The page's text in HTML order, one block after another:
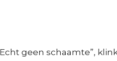
geen schaamte”,